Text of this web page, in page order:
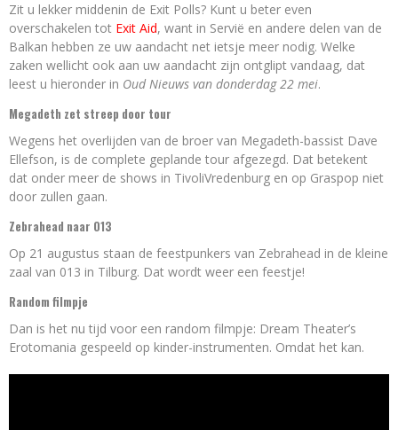
Zit u lekker middenin de Exit Polls? Kunt u beter even
overschakelen tot Exit Aid, want in Servië en andere delen van de
Balkan hebben ze uw aandacht net ietsje meer nodig. Welke
zaken wellicht ook aan uw aandacht zijn ontglipt vandaag, dat
leest u hieronder in Oud Nieuws van donderdag 22 mei.
Megadeth zet streep door tour
Wegens het overlijden van de broer van Megadeth-bassist Dave
Ellefson, is de complete geplande tour afgezegd. Dat betekent
dat onder meer de shows in TivoliVredenburg en op Graspop niet
door zullen gaan.
Zebrahead naar 013
Op 21 augustus staan de feestpunkers van Zebrahead in de kleine
zaal van 013 in Tilburg. Dat wordt weer een feestje!
Random filmpje
Dan is het nu tijd voor een random filmpje: Dream Theater’s
Erotomania gespeeld op kinder-instrumenten. Omdat het kan.